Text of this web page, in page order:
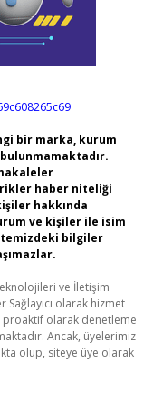
bir marka, kurum
haber niteliği
hakkında
ve kişiler ile isim
bilgiler
ve İletişim
Sağlayıcı olarak hizmet
olarak denetleme
Ancak, üyelerimiz
olup, siteye üye olarak